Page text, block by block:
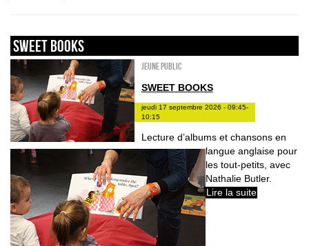
sweet books
Jeune public
SWEET BOOKS
jeudi 17 septembre 2026 - 09:45-
10:15
Lecture d’albums et chansons en
langue anglaise pour
les tout-petits, avec
Nathalie Butler.
Lire la suite